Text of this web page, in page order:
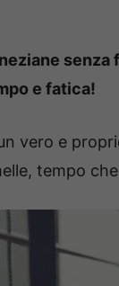
senza
e fatica!
vero e
tempo